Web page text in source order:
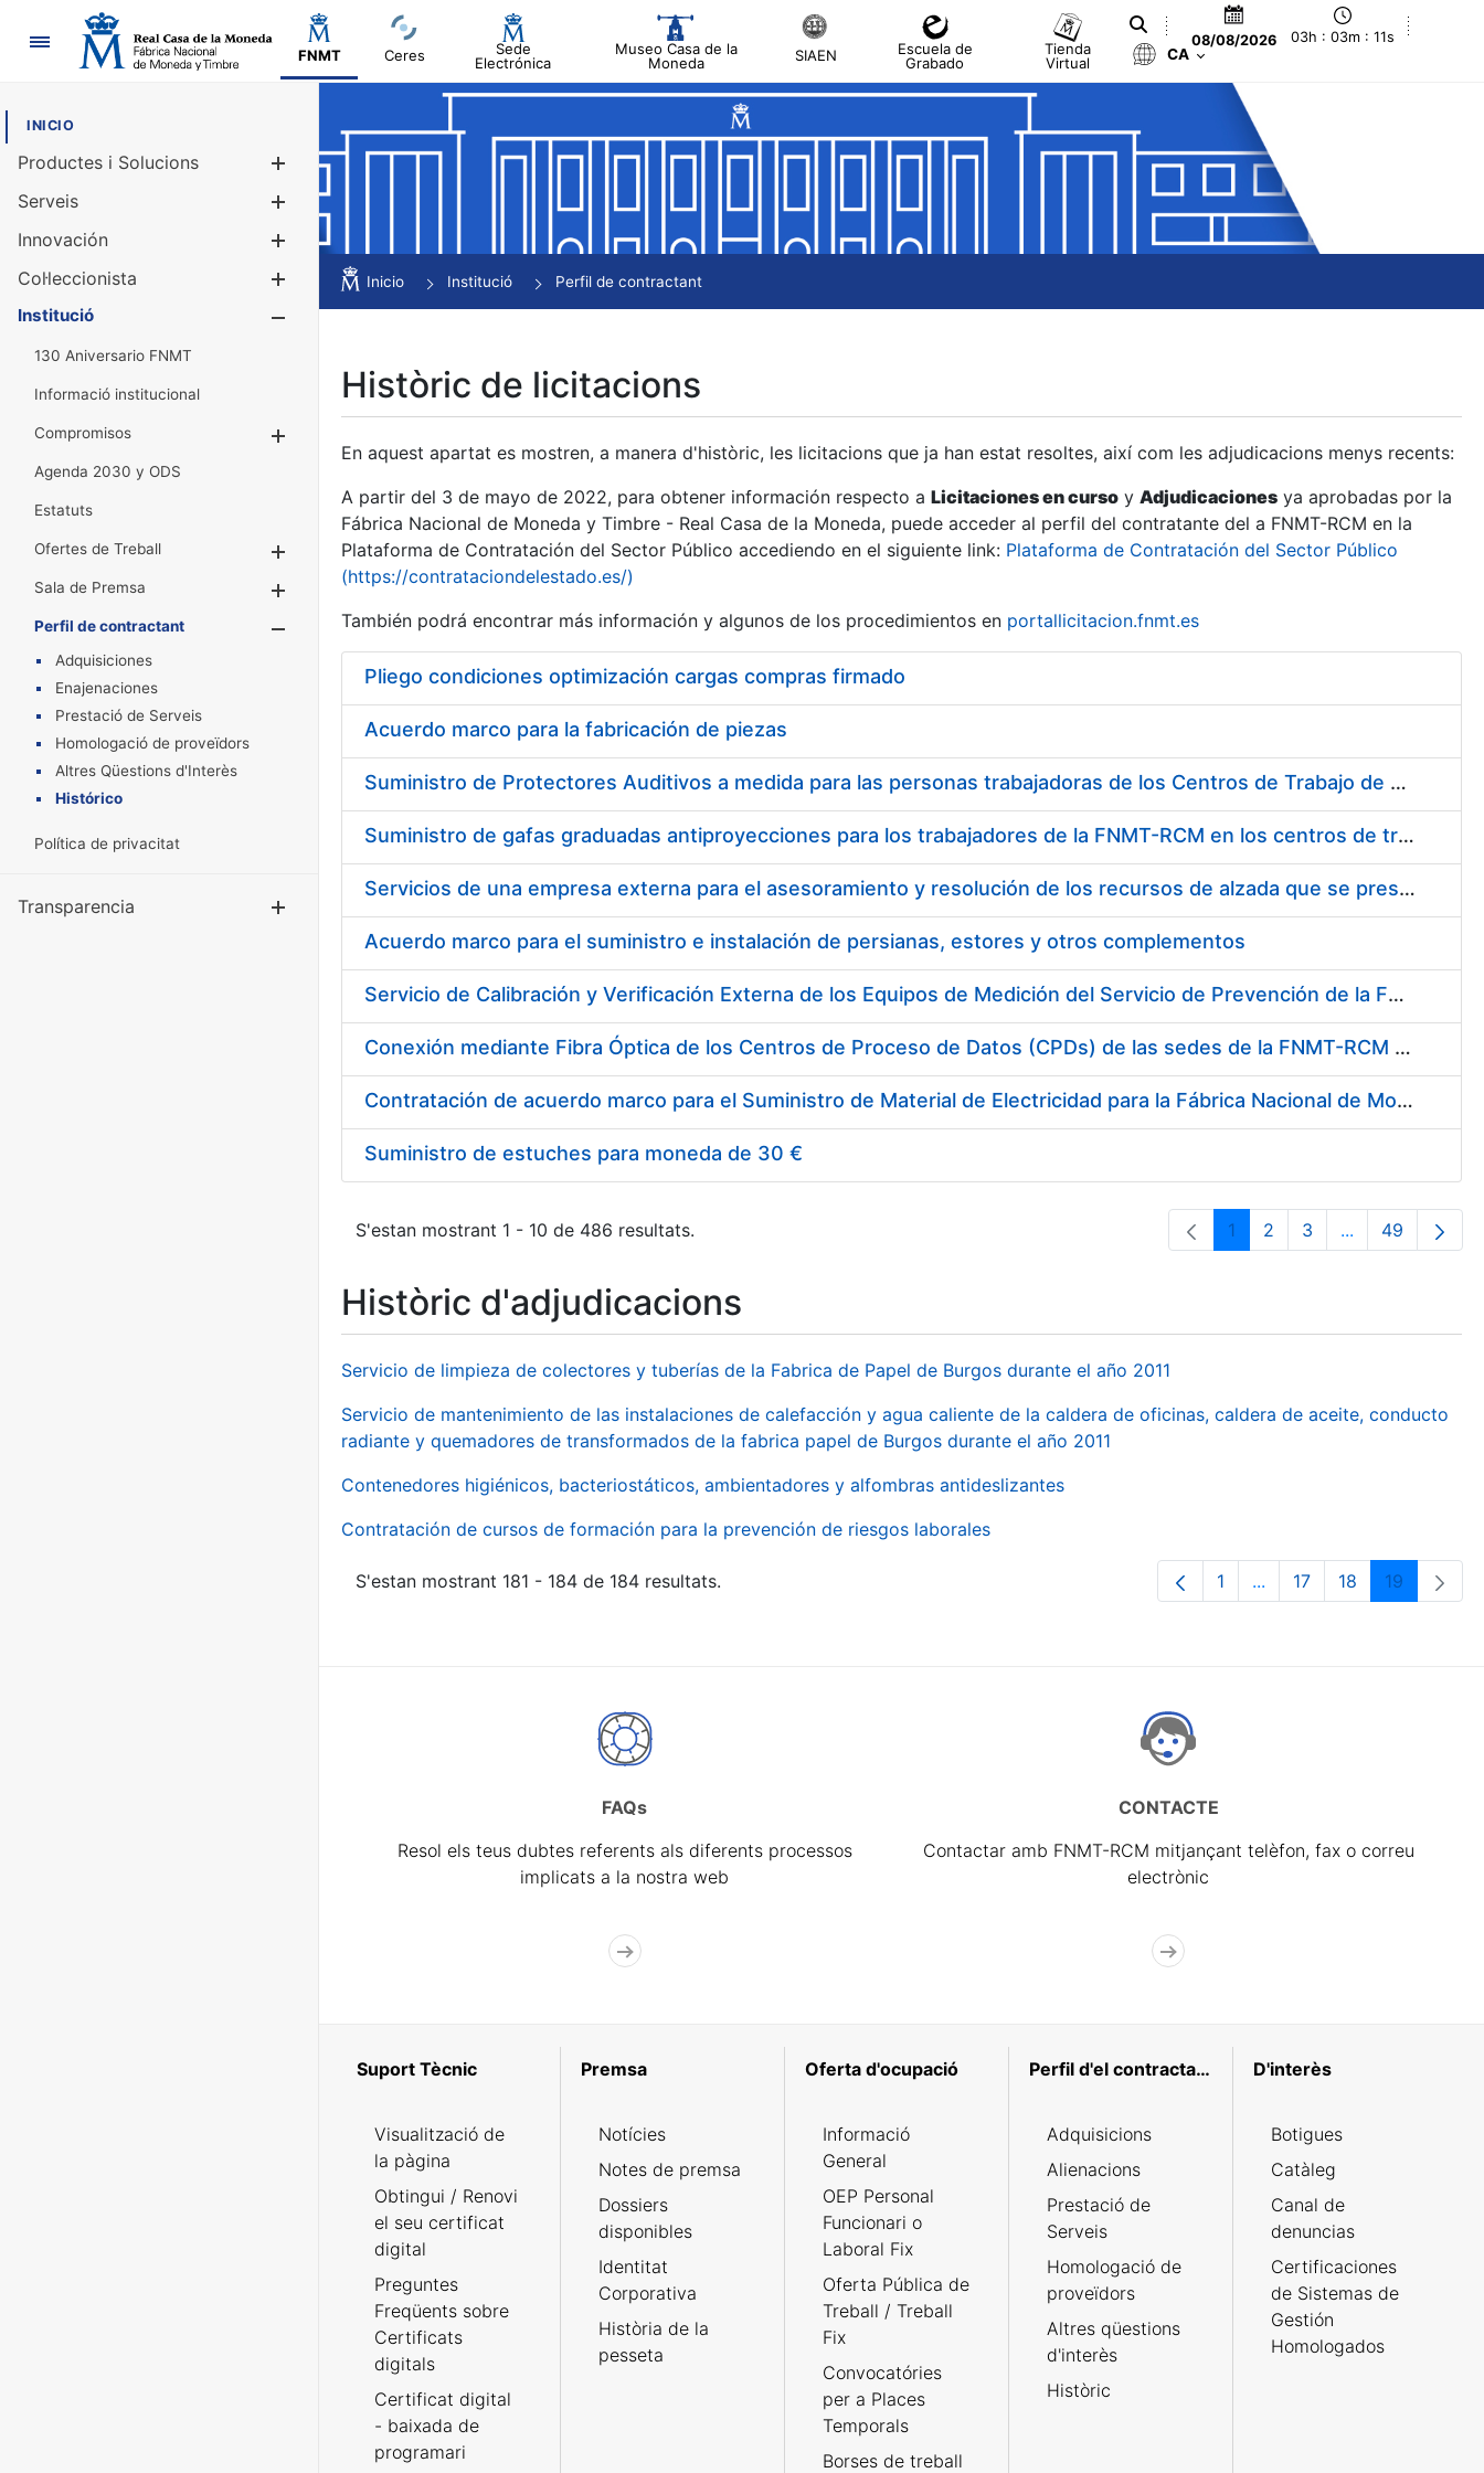
Navegació
FNMT Ceres
Sede
Electrónica
Museo Casa de la
Moneda
SIAEN
Escuela de
Grabado
Tienda
Virtual
08/08/2026 03h : 03m : 11s
CA
INICIO
Productes i Solucions
Mostra/Amaga
Serveis
Innovación
Col·leccionista
Mostra/Amaga
Institució
130 Aniversario FNMT
Informació institucional
Compromisos
Agenda 2030 y ODS
Estatuts
Ofertes de Treball
Mostra/Amaga
Sala de Premsa
Mostra/Amaga
Perfil de contractant
Mostra/Amaga
Adquisiciones
Enajenaciones
Prestació de Serveis
Homologació de proveïdors
Altres Qüestions d'Interès
Histórico
Política de privacitat
Transparencia
Inicio Institució Perfil de contractant
Històric de licitacions
En aquest apartat es mostren, a manera d'històric, les licitacions que ja han estat resoltes, així com les adjudicacions menys recents:
A partir del 3 de mayo de 2022, para obtener información respecto a Licitaciones en curso y Adjudicaciones ya aprobadas por la
Fábrica Nacional de Moneda y Timbre - Real Casa de la Moneda, puede acceder al perfil del contratante del a FNMT-RCM en la
Plataforma de Contratación del Sector Público accediendo en el siguiente link: Plataforma de Contratación del Sector Público
(https://contrataciondelestado.es/)
También podrá encontrar más información y algunos de los procedimientos en portallicitacion.fnmt.es
Pliego condiciones optimización cargas compras firmado
Acuerdo marco para la fabricación de piezas
Suministro de Protectores Auditivos a medida para las personas trabajadoras de los Centros de Trabajo de Madrid y Burgos
Suministro de gafas graduadas antiproyecciones para los trabajadores de la FNMT-RCM en los centros de trabajo de Madrid y Burgos
Servicios de una empresa externa para el asesoramiento y resolución de los recursos de alzada que se presentan relacionados con procesos de selección para la FNMT-RCM
Acuerdo marco para el suministro e instalación de persianas, estores y otros complementos
Servicio de Calibración y Verificación Externa de los Equipos de Medición del Servicio de Prevención de la FNMT-RCM
Conexión mediante Fibra Óptica de los Centros de Proceso de Datos (CPDs) de las sedes de la FNMT-RCM de Burgos y Madrid
Contratación de acuerdo marco para el Suministro de Material de Electricidad para la Fábrica Nacional de Moneda y Timbre-Real Casa de la Moneda en su centro de trabajo de Burgos
Suministro de estuches para moneda de 30 €
S'estan mostrant 1 - 10 de 486 resultats. Pàgina
1 Pàgina
2 Pàgina
3 ...PàginesPàgina
49
Històric d'adjudicacions
Servicio de limpieza de colectores y tuberías de la Fabrica de Papel de Burgos durante el año 2011
Servicio de mantenimiento de las instalaciones de calefacción y agua caliente de la caldera de oficinas, caldera de aceite, conducto
radiante y quemadores de transformados de la fabrica papel de Burgos durante el año 2011
Contenedores higiénicos, bacteriostáticos, ambientadores y alfombras antideslizantes
Contratación de cursos de formación para la prevención de riesgos laborales
S'estan mostrant 181 - 184 de 184 resultats. Pàgina
1 ...Pàgines intermèdies
Pàgina
17 Pàgina
18 Pàgina
19
FAQs
Resol els teus dubtes referents als diferents processos
implicats a la nostra web
CONTACTE
Contactar amb FNMT-RCM mitjançant telèfon, fax o correu
electrònic
Suport Tècnic
Visualització de
la pàgina
Obtingui / Renovi
el seu certificat
digital
Preguntes
Freqüents sobre
Certificats
digitals
Certificat digital
- baixada de
programari
Premsa
Notícies
Notes de premsa
Dossiers
disponibles
Identitat
Corporativa
Història de la
pesseta
Oferta d'ocupació
Informació
General
OEP Personal
Funcionari o
Laboral Fix
Oferta Pública de
Treball / Treball
Fix
Convocatóries
per a Places
Temporals
Borses de treball
Perfil d'el contractant
Adquisicions
Alienacions
Prestació de
Serveis
Homologació de
proveïdors
Altres qüestions
d'interès
Històric
D'interès
Botigues
Catàleg
Canal de
denuncias
Certificaciones
de Sistemas de
Gestión
Homologados